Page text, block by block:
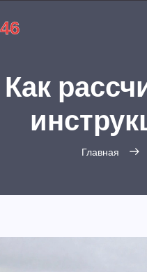
Как
Главная